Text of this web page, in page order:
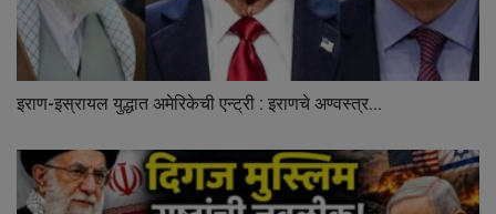
इराण-इस्रायल युद्धात अमेरिकेची एन्ट्री : इराणचे अण्वस्त्र...